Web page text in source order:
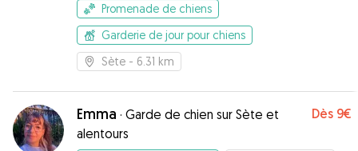
Promenade de chiens
Garderie de jour pour chiens
Sète - 6.31 km
Emma · Garde de chien sur Sète et
alentours
Dès 9€